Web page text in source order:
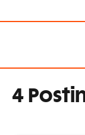
4